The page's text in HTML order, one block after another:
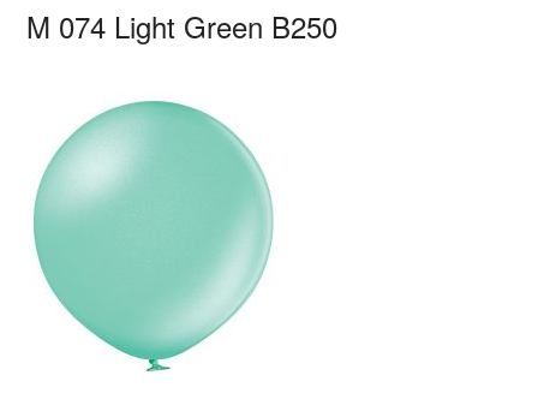
M 074 Light Green B250